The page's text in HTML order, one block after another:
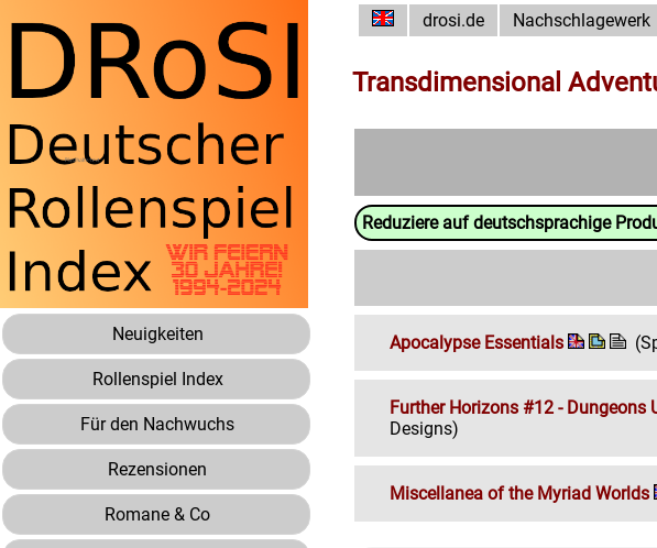
Neuigkeiten
Rollenspiel Index
Für den Nachwuchs
Rezensionen
Romane & Co
drosi.de Nachschlagewerk
Transdimensional
Reduziere auf deutschsprachige
Apocalypse Essentials
Further Horizons #12 - Dungeons
Designs)
Miscellanea of the Myriad Worlds